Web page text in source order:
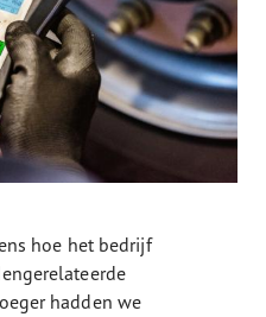
hoe het bedrijf
hadden we